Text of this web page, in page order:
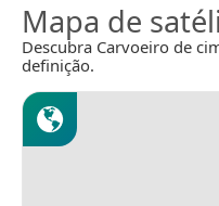
Mapa de
Descubra Carvoeiro de
definição.